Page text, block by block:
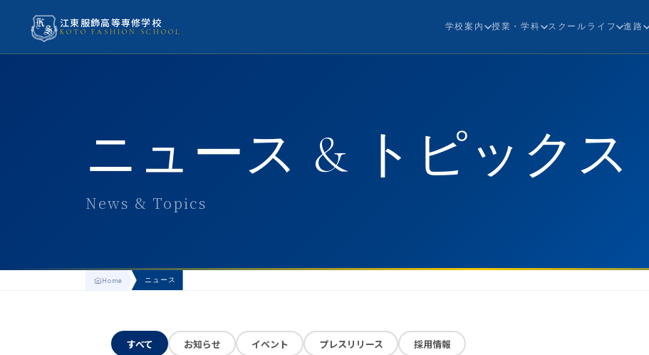
江東服飾高等専修学校
KOTO FASHION SCHOOL
学校案内 授業・学科 スクールライフ 進路
ニュース & トピックス
News & Topics
Home ニュース
すべて お知らせ イベント プレスリリース 採用情報